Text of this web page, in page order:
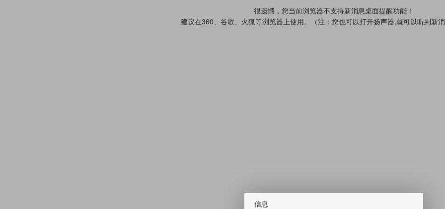
很遗憾，您当前浏览器不支持新消息桌面提醒功能！
建议在360、谷歌、火狐等浏览器上使用。（注：您也可以打开扬声器,就可以听到新消
信息